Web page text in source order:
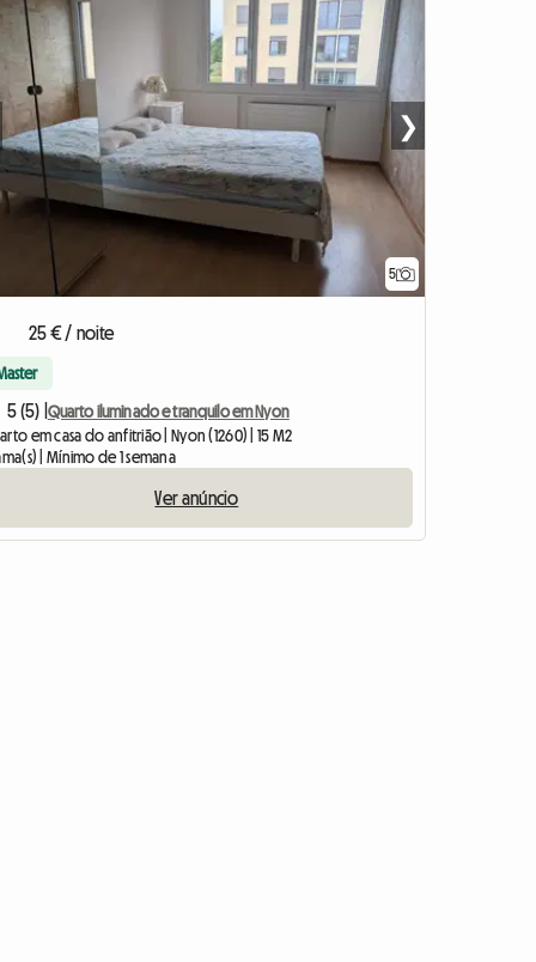
5
❯
25 € / noite
5 (5) | Quarto iluminado e tranquilo em Nyon
em casa do anfitrião | Nyon (1260) | 15 M2
| Mínimo de 1 semana
Ver anúncio